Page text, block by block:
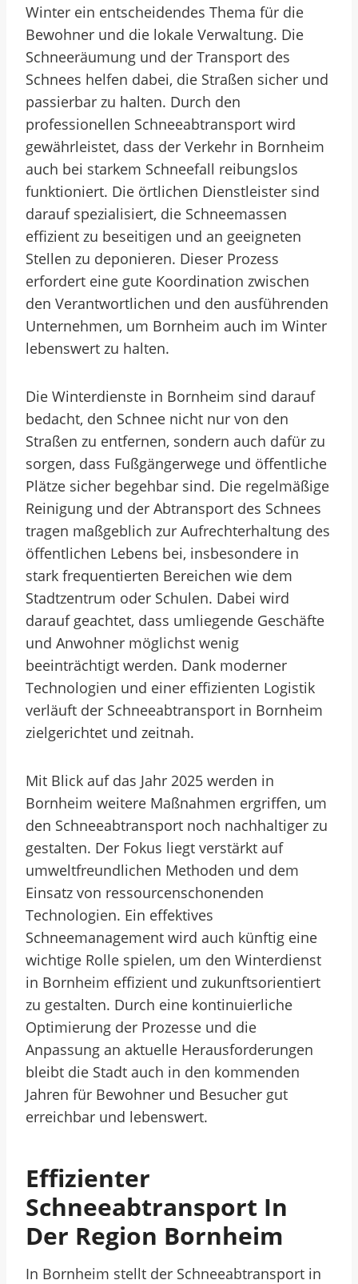
Winter ein entscheidendes Thema für die
Bewohner und die lokale Verwaltung. Die
Schneeräumung und der Transport des
Schnees helfen dabei, die Straßen sicher und
passierbar zu halten. Durch den
professionellen Schneeabtransport wird
gewährleistet, dass der Verkehr in Bornheim
auch bei starkem Schneefall reibungslos
funktioniert. Die örtlichen Dienstleister sind
darauf spezialisiert, die Schneemassen
effizient zu beseitigen und an geeigneten
Stellen zu deponieren. Dieser Prozess
erfordert eine gute Koordination zwischen
den Verantwortlichen und den ausführenden
Unternehmen, um Bornheim auch im Winter
lebenswert zu halten.
Die Winterdienste in Bornheim sind darauf
bedacht, den Schnee nicht nur von den
Straßen zu entfernen, sondern auch dafür zu
sorgen, dass Fußgängerwege und öffentliche
Plätze sicher begehbar sind. Die regelmäßige
Reinigung und der Abtransport des Schnees
tragen maßgeblich zur Aufrechterhaltung des
öffentlichen Lebens bei, insbesondere in
stark frequentierten Bereichen wie dem
Stadtzentrum oder Schulen. Dabei wird
darauf geachtet, dass umliegende Geschäfte
und Anwohner möglichst wenig
beeinträchtigt werden. Dank moderner
Technologien und einer effizienten Logistik
verläuft der Schneeabtransport in Bornheim
zielgerichtet und zeitnah.
Mit Blick auf das Jahr 2025 werden in
Bornheim weitere Maßnahmen ergriffen, um
den Schneeabtransport noch nachhaltiger zu
gestalten. Der Fokus liegt verstärkt auf
umweltfreundlichen Methoden und dem
Einsatz von ressourcenschonenden
Technologien. Ein effektives
Schneemanagement wird auch künftig eine
wichtige Rolle spielen, um den Winterdienst
in Bornheim effizient und zukunftsorientiert
zu gestalten. Durch eine kontinuierliche
Optimierung der Prozesse und die
Anpassung an aktuelle Herausforderungen
bleibt die Stadt auch in den kommenden
Jahren für Bewohner und Besucher gut
erreichbar und lebenswert.
Effizienter
Schneeabtransport In
Der Region Bornheim
In Bornheim stellt der Schneeabtransport in